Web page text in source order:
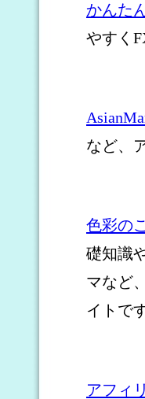
かんた
やすく
など、
色彩の
礎知識
マなど
イトで
アフィ